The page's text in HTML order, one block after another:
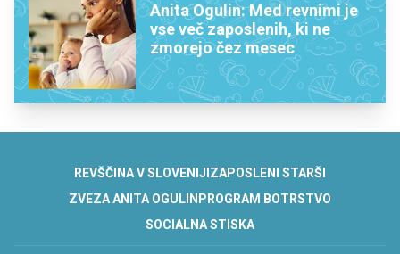
Anita Ogulin: Med revnimi je
vse več zaposlenih, ki ne
zmorejo čez mesec
REVŠČINA V SLOVENIJI ZAPOSLENI STARŠI
ZVEZA ANITA OGULIN PROGRAM BOTRSTVO
SOCIALNA STISKA